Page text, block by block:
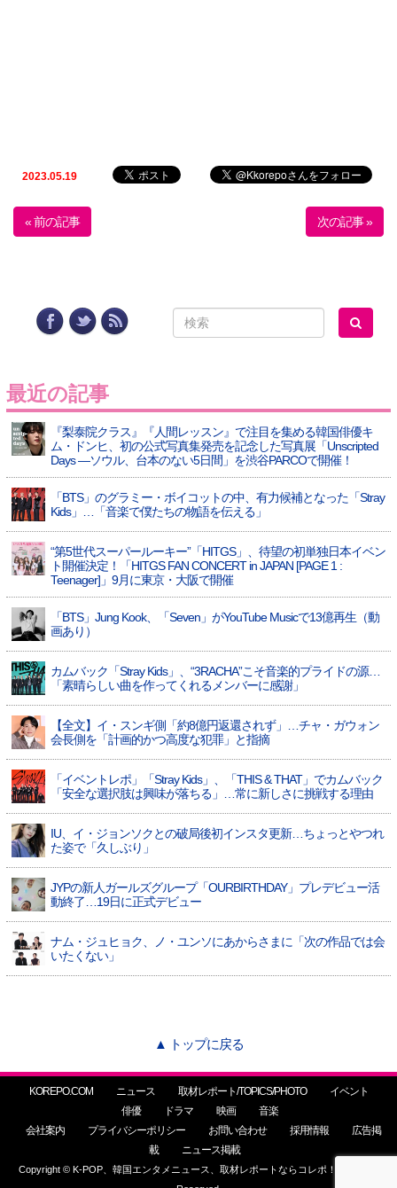
2023.05.19
« 前の記事 次の記事 »
最近の記事
『梨泰院クラス』『人間レッスン』で注目を集める韓国俳優キ
ム・ドンヒ、初の公式写真集発売を記念した写真展「Unscripted
Days —ソウル、台本のない5日間」を渋谷PARCOで開催！
「BTS」のグラミー・ボイコットの中、有力候補となった「Stray
Kids」…「音楽で僕たちの物語を伝える」
“第5世代スーパールーキー”「HITGS」、待望の初単独日本イベン
ト開催決定！「HITGS FAN CONCERT in JAPAN [PAGE 1 :
Teenager]」9月に東京・大阪で開催
「BTS」Jung Kook、「Seven」がYouTube Musicで13億再生（動
画あり）
カムバック「Stray Kids」、“3RACHA”こそ音楽的プライドの源…
「素晴らしい曲を作ってくれるメンバーに感謝」
【全文】イ・スンギ側「約8億円返還されず」…チャ・ガウォン
会長側を「計画的かつ高度な犯罪」と指摘
「イベントレポ」「Stray Kids」、「THIS & THAT」でカムバック
「安全な選択肢は興味が落ちる」…常に新しさに挑戦する理由
IU、イ・ジョンソクとの破局後初インスタ更新…ちょっとやつれ
た姿で「久しぶり」
JYPの新人ガールズグループ「OURBIRTHDAY」プレデビュー活
動終了…19日に正式デビュー
ナム・ジュヒョク、ノ・ユンソにあからさまに「次の作品では会
いたくない」
▲ トップに戻る
KOREPO.COM ニュース 取材レポート/TOPICS/PHOTO
イベント
俳優
ドラマ 映画
音楽
会社案内
プライバシーポリシー お問い合わせ 採用情報
広告掲
載
ニュース掲載
Copyright © K-POP、韓国エンタメニュース、取材レポートならコレポ！ All Rights